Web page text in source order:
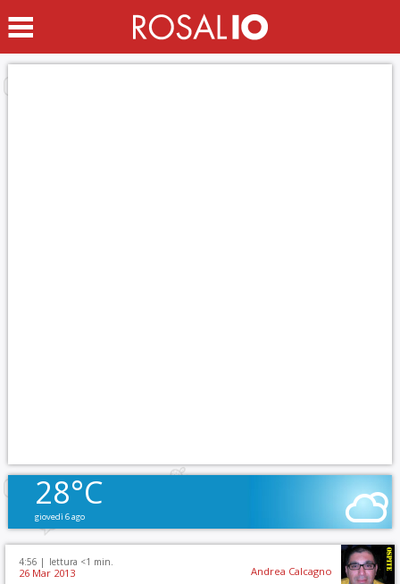
28°C
giovedì 6 ago
4:56 | lettura <1 min.
26 Mar 2013 Andrea Calcagno